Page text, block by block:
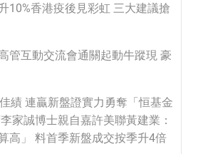
10%香港疫後見彩虹 三大建議搶
管互動交流會通關起動牛蹤現 豪
績 連贏新盤證實力勇奪「恒基金
家誠博士親自嘉許美聯黃建業：
高」 料首季新盤成交按季升4倍